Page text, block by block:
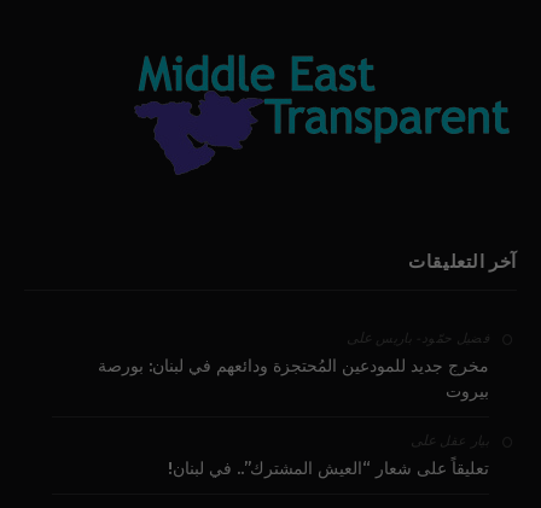
آخر التعليقات
فضيل حمّود - باريس على
مخرج جديد للمودعين المُحتجزة ودائعهم في لبنان: بورصة
بيروت
بيار عقل على
تعليقاً على شعار “العيش المشترك”.. في لبنان!